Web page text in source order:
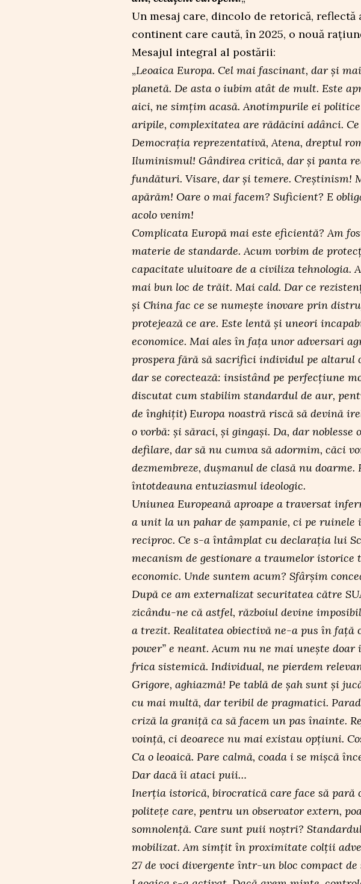
Un mesaj care, dincolo de retorică,
continent care caută, în 2025, o nouă
Mesajul integral al postării:
„Leoaica Europa. Cel mai fascinant, dar și
planetă. De asta o iubim atât de mult. Este
aici, ne simțim acasă. Anotimpurile ei
aripile, complexitatea are rădăcini adânci.
Democrația reprezentativă, Atena, dreptul
Iluminismul! Gândirea critică, dar și panta
fundături. Visare, dar și temere. Creștinism!
apărăm! Oare o mai facem? Suficient? E
acolo venim!
Complicata Europă mai este eficientă? Am
materie de standarde. Acum vorbim de
capacitate uluitoare de a civiliza tehnologia.
mai bun loc de trăit. Mai cald. Dar ce
și China fac ce se numește inovare prin
protejează ce are. Este lentă și uneori
economice. Mai ales în fața unor adversari
prospera fără să sacrifici individul pe altarul
dar se corectează: insistând pe perfecțiune
discutat cum stabilim standardul de aur,
de înghițit) Europa noastră riscă să devină
o vorbă: și săraci, și gingași. Da, dar noblesse
defilare, dar să nu cumva să adormim, căci
dezmembreze, dușmanul de clasă nu doarme.
întotdeauna entuziasmul ideologic.
Uniunea Europeană aproape a traversat
a unit la un pahar de șampanie, ci pe
reciproc. Ce s-a întâmplat cu declarația lui
mecanism de gestionare a traumelor
economic. Unde suntem acum? Sfârșim
După ce am externalizat securitatea către
zicându-ne că astfel, războiul devine
a trezit. Realitatea obiectivă ne-a pus în față
power” e neant. Acum nu ne mai unește
frica sistemică. Individual, ne pierdem
Grigore, aghiazmă! Pe tablă de șah sunt și
cu mai multă, dar teribil de pragmatici.
criză la graniță ca să facem un pas înainte.
voință, ci deoarece nu mai existau opțiuni.
Ca o leoaică. Pare calmă, coada i se mișcă
Dar dacă îi ataci puii…
Inerția istorică, birocratică care face să pară
politețe care, pentru un observator extern,
somnolență. Care sunt puii noștri?
mobilizat. Am simțit în proximitate colții
27 de voci divergente într-un bloc compact